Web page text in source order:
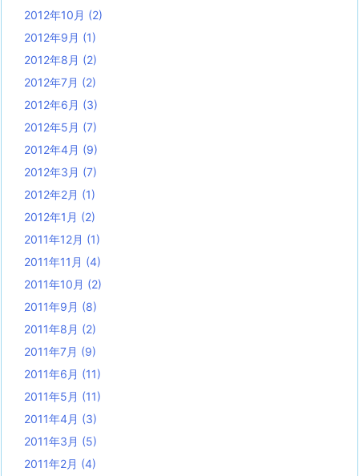
2012年10月 (2)
2012年9月 (1)
2012年8月 (2)
2012年7月 (2)
2012年6月 (3)
2012年5月 (7)
2012年4月 (9)
2012年3月 (7)
2012年2月 (1)
2012年1月 (2)
2011年12月 (1)
2011年11月 (4)
2011年10月 (2)
2011年9月 (8)
2011年8月 (2)
2011年7月 (9)
2011年6月 (11)
2011年5月 (11)
2011年4月 (3)
2011年3月 (5)
2011年2月 (4)